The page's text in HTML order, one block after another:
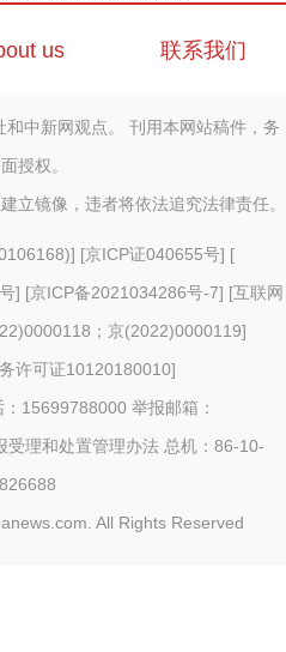
us 联系我们
中新网观点。 刊用本网站稿件，务
授权。
立镜像，违者将依法追究法律责任。
] [京ICP证040655号] [
] [京ICP备2021034286号-7] [互联网
；京(2022)0000119]
许可证10120180010]
15699788000 举报邮箱：
受理和处置管理办法 总机：86-10-
All Rights Reserved